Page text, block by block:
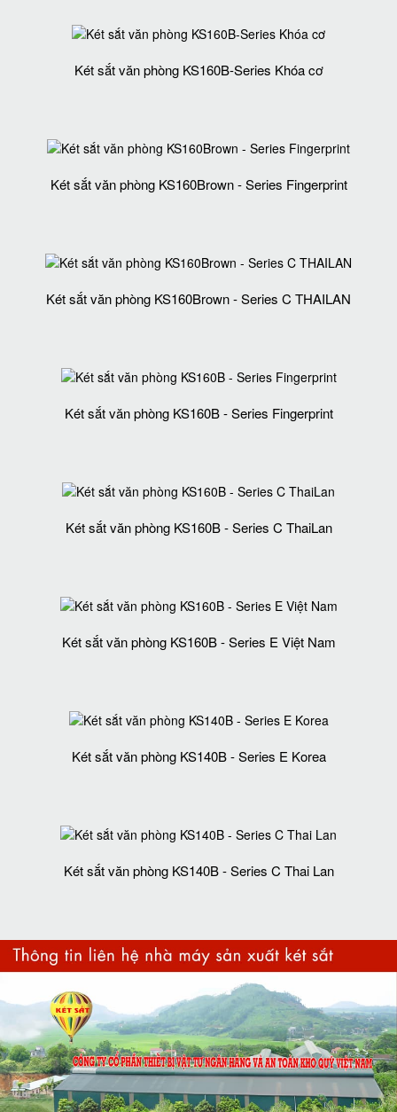
Két sắt văn phòng KS160B-Series Khóa cơ
Két sắt văn phòng KS160Brown - Series Fingerprint
Két sắt văn phòng KS160Brown - Series C THAILAN
Két sắt văn phòng KS160B - Series Fingerprint
Két sắt văn phòng KS160B - Series C ThaiLan
Két sắt văn phòng KS160B - Series E Việt Nam
Két sắt văn phòng KS140B - Series E Korea
Két sắt văn phòng KS140B - Series C Thai Lan